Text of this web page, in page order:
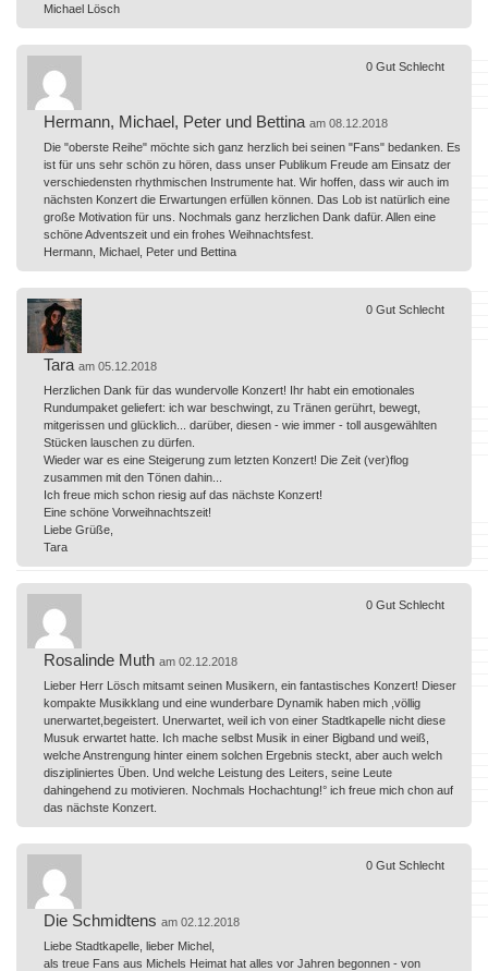
Michael Lösch
Hermann, Michael, Peter und Bettina am 08.12.2018
Die "oberste Reihe" möchte sich ganz herzlich bei seinen "Fans" bedanken. Es
ist für uns sehr schön zu hören, dass unser Publikum Freude am Einsatz der
verschiedensten rhythmischen Instrumente hat. Wir hoffen, dass wir auch im
nächsten Konzert die Erwartungen erfüllen können. Das Lob ist natürlich eine
große Motivation für uns. Nochmals ganz herzlichen Dank dafür. Allen eine
schöne Adventszeit und ein frohes Weihnachtsfest.
Hermann, Michael, Peter und Bettina
0 Gut Schlecht
Tara am 05.12.2018
Herzlichen Dank für das wundervolle Konzert! Ihr habt ein emotionales
Rundumpaket geliefert: ich war beschwingt, zu Tränen gerührt, bewegt,
mitgerissen und glücklich... darüber, diesen - wie immer - toll ausgewählten
Stücken lauschen zu dürfen.
Wieder war es eine Steigerung zum letzten Konzert! Die Zeit (ver)flog
zusammen mit den Tönen dahin...
Ich freue mich schon riesig auf das nächste Konzert!
Eine schöne Vorweihnachtszeit!
Liebe Grüße,
Tara
0 Gut Schlecht
Rosalinde Muth am 02.12.2018
Lieber Herr Lösch mitsamt seinen Musikern, ein fantastisches Konzert! Dieser
kompakte Musikklang und eine wunderbare Dynamik haben mich ,völlig
unerwartet,begeistert. Unerwartet, weil ich von einer Stadtkapelle nicht diese
Musuk erwartet hatte. Ich mache selbst Musik in einer Bigband und weiß,
welche Anstrengung hinter einem solchen Ergebnis steckt, aber auch welch
diszipliniertes Üben. Und welche Leistung des Leiters, seine Leute
dahingehend zu motivieren. Nochmals Hochachtung!° ich freue mich chon auf
das nächste Konzert.
0 Gut Schlecht
Die Schmidtens am 02.12.2018
Liebe Stadtkapelle, lieber Michel,
als treue Fans aus Michels Heimat hat alles vor Jahren begonnen - von
0 Gut Schlecht